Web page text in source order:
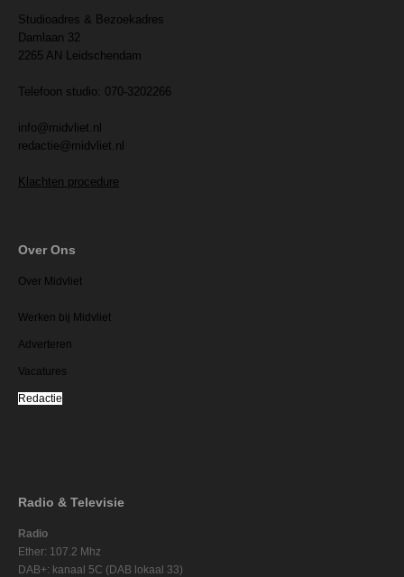
Studioadres & Bezoekadres
Damlaan 32
2265 AN Leidschendam
Telefoon studio: 070-3202266
info@midvliet.nl
redactie@midvliet.nl
Klachten procedure
Over Ons
Over Midvliet
Werken bij Midvliet
Adverteren
Vacatures
Redactie
Radio & Televisie
Radio
Ether: 107.2 Mhz
DAB+: kanaal 5C (DAB lokaal 33)